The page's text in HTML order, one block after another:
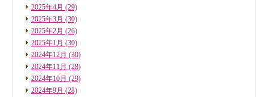
2025年4月 (29)
2025年3月 (30)
2025年2月 (26)
2025年1月 (30)
2024年12月 (30)
2024年11月 (28)
2024年10月 (29)
2024年9月 (28)